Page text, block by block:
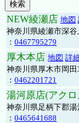
NEW綾瀬店 地図
神奈川県綾瀬市深谷
： 0467795279
厚木本店 地図 詳
神奈川県厚木市岡田
： 0462201721
湯河原店(アク
神奈川県足柄下郡
： 0465641688